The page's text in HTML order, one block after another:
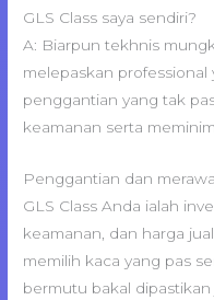
GLS Class saya sendiri?
A: Biarpun tekhnis
melepaskan professional
penggantian yang tak
keamanan serta
Penggantian dan
GLS Class Anda ialah
keamanan, dan harga
memilih kaca yang pas
bermutu bakal